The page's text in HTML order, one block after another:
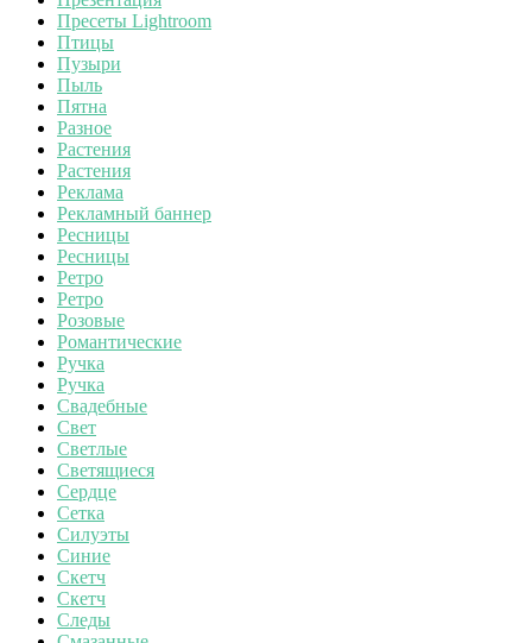
Пресеты Lightroom
Птицы
Пузыри
Пыль
Пятна
Разное
Растения
Растения
Реклама
Рекламный баннер
Ресницы
Ресницы
Ретро
Ретро
Розовые
Романтические
Ручка
Ручка
Свадебные
Свет
Светлые
Светящиеся
Сердце
Сетка
Силуэты
Синие
Скетч
Скетч
Следы